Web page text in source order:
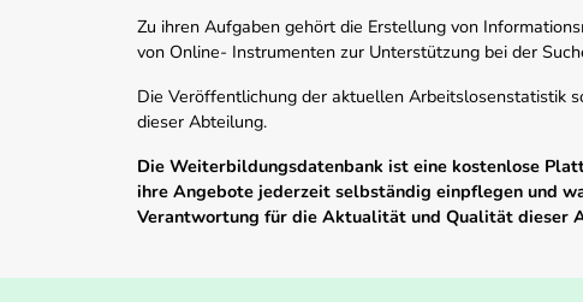
Zu ihren Aufgaben gehört die Erstellung von
von Online- Instrumenten zur Unterstützung bei der
Die Veröffentlichung der aktuellen Arbeitslosenstatistik
dieser Abteilung.
Die Weiterbildungsdatenbank ist eine kostenlose
ihre Angebote jederzeit selbständig einpflegen und
Verantwortung für die Aktualität und Qualität dieser